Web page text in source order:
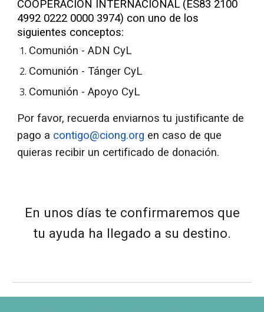
COOPERACIÓN INTERNACIONAL (ES83 2100
4992 0222 0000 3974) con uno de los
siguientes conceptos:
Comunión - ADN CyL
Comunión - Tánger CyL
Comunión - Apoyo CyL
Por favor, recuerda enviarnos tu justificante de
pago a contigo@ciong.org en caso de que
quieras recibir un certificado de donación.
En unos días te confirmaremos que
tu ayuda ha llegado a su destino.